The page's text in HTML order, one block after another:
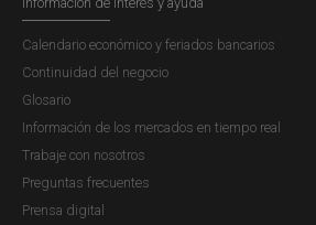
Calendario económico y feriados bancarios
Continuidad del negocio
Glosario
Información de los mercados en tiempo real
Trabaje con nosotros
Preguntas frecuentes
Prensa digital